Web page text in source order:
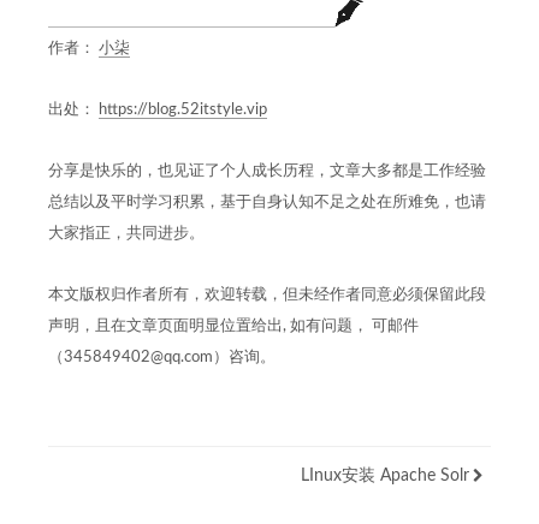
作者： 小柒
出处： https://blog.52itstyle.vip
分享是快乐的，也见证了个人成长历程，文章大多都是工作经验
总结以及平时学习积累，基于自身认知不足之处在所难免，也请
大家指正，共同进步。
本文版权归作者所有，欢迎转载，但未经作者同意必须保留此段
声明，且在文章页面明显位置给出, 如有问题， 可邮件
（345849402@qq.com）咨询。
LInux安装 Apache Solr